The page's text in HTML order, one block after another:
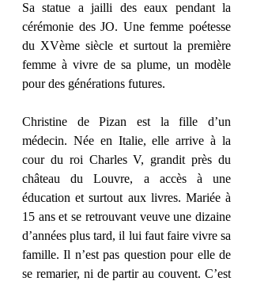
Sa statue a jailli des eaux pendant la
cérémonie des JO. Une femme poétesse
du XVème siècle et surtout la première
femme à vivre de sa plume, un modèle
pour des générations futures.
Christine de Pizan est la fille d’un
médecin. Née en Italie, elle arrive à la
cour du roi Charles V, grandit près du
château du Louvre, a accès à une
éducation et surtout aux livres. Mariée à
15 ans et se retrouvant veuve une dizaine
d’années plus tard, il lui faut faire vivre sa
famille. Il n’est pas question pour elle de
se remarier, ni de partir au couvent. C’est